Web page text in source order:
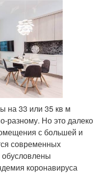
на 33 или 35 кв м
разному. Но это далеко
с большей и
современных
обусловлены
коронавируса